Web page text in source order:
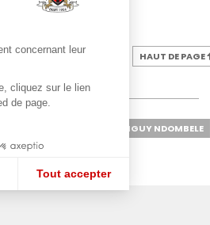
HAUT DE PAGE
TANGUY NDOMBELE